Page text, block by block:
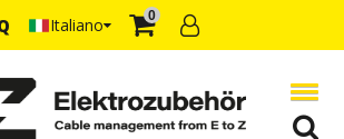
Italiano 0